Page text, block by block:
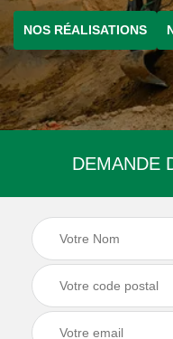
NOS RÉALISATIONS
DEMANDE